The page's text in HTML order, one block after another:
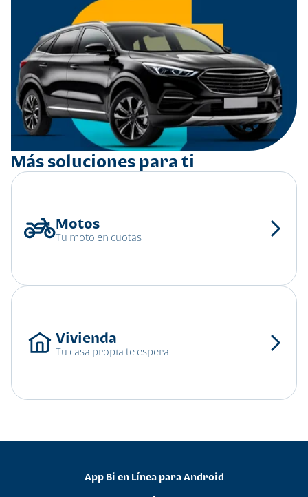
Más soluciones para ti
Tu moto en cuotas
Tu casa propia te espera
App Bi en Línea para Android